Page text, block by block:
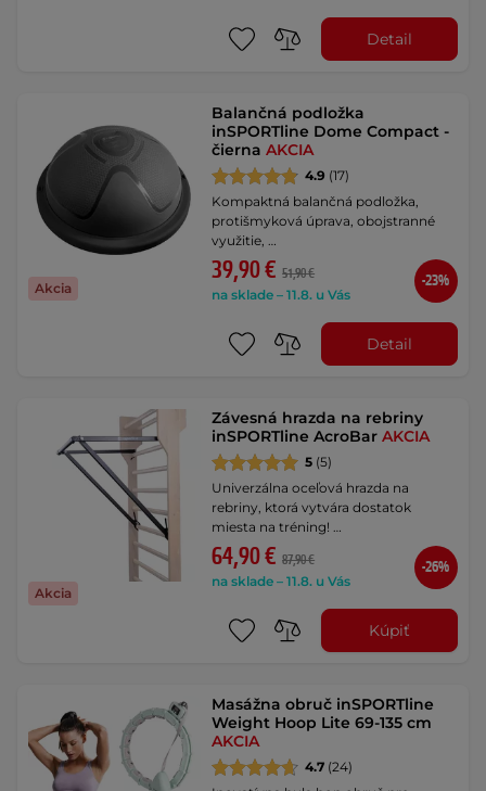
Detail
Akcia
Balančná podložka
inSPORTline Dome Compact -
čiernaAKCIA
4.9 (17)
Kompaktná balančná podložka,
protišmyková úprava, obojstranné
využitie, …
39,90 € 51,90 €
na sklade – 11.8. u Vás
-23%
Detail
Akcia
Závesná hrazda na rebriny
inSPORTline AcroBarAKCIA
5 (5)
Univerzálna oceľová hrazda na
rebriny, ktorá vytvára dostatok
miesta na tréning! …
64,90 € 87,90 €
na sklade – 11.8. u Vás
-26%
Kúpiť
Masážna obruč inSPORTline
Weight Hoop Lite 69-135 cm
AKCIA
4.7 (24)